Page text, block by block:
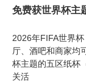
免费获世界杯主
2026年FIFA世界
厅、酒吧和商家均
杯主题的五区纸杯
关活